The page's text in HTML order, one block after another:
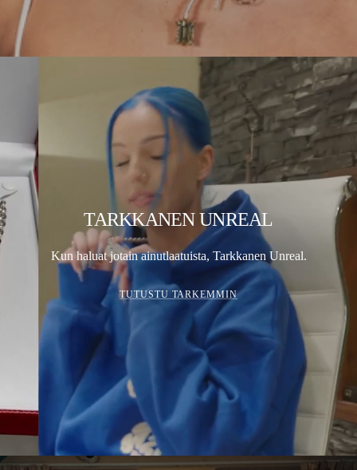
TARKKANEN UNREAL
Kun haluat jotain ainutlaatuista, Tarkkanen Unreal.
TUTUSTU TARKEMMIN